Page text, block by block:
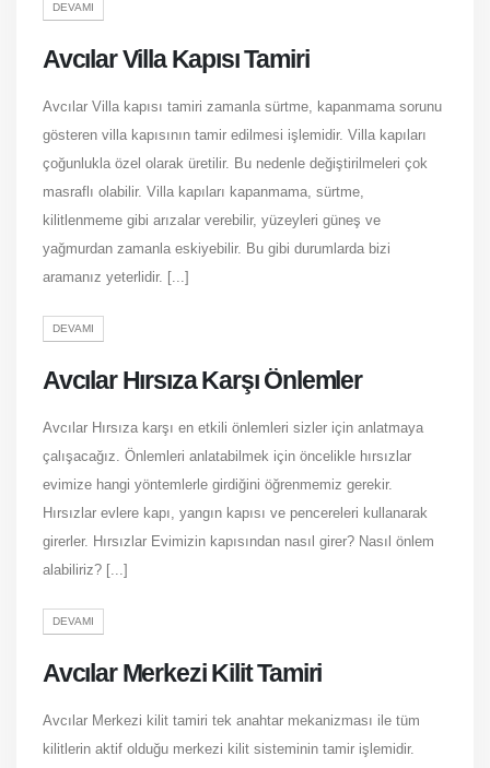
DEVAMI
Avcılar Villa Kapısı Tamiri
Avcılar Villa kapısı tamiri zamanla sürtme, kapanmama sorunu
gösteren villa kapısının tamir edilmesi işlemidir. Villa kapıları
çoğunlukla özel olarak üretilir. Bu nedenle değiştirilmeleri çok
masraflı olabilir. Villa kapıları kapanmama, sürtme,
kilitlenmeme gibi arızalar verebilir, yüzeyleri güneş ve
yağmurdan zamanla eskiyebilir. Bu gibi durumlarda bizi
aramanız yeterlidir. [...]
DEVAMI
Avcılar Hırsıza Karşı Önlemler
Avcılar Hırsıza karşı en etkili önlemleri sizler için anlatmaya
çalışacağız. Önlemleri anlatabilmek için öncelikle hırsızlar
evimize hangi yöntemlerle girdiğini öğrenmemiz gerekir.
Hırsızlar evlere kapı, yangın kapısı ve pencereleri kullanarak
girerler. Hırsızlar Evimizin kapısından nasıl girer? Nasıl önlem
alabiliriz? [...]
DEVAMI
Avcılar Merkezi Kilit Tamiri
Avcılar Merkezi kilit tamiri tek anahtar mekanizması ile tüm
kilitlerin aktif olduğu merkezi kilit sisteminin tamir işlemidir.